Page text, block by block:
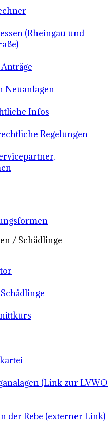
(Rheingau und
Neuanlagen
Infos
Regelungen
/ Schädlinge
(Link zur LVWO
der Rebe (externer Link)